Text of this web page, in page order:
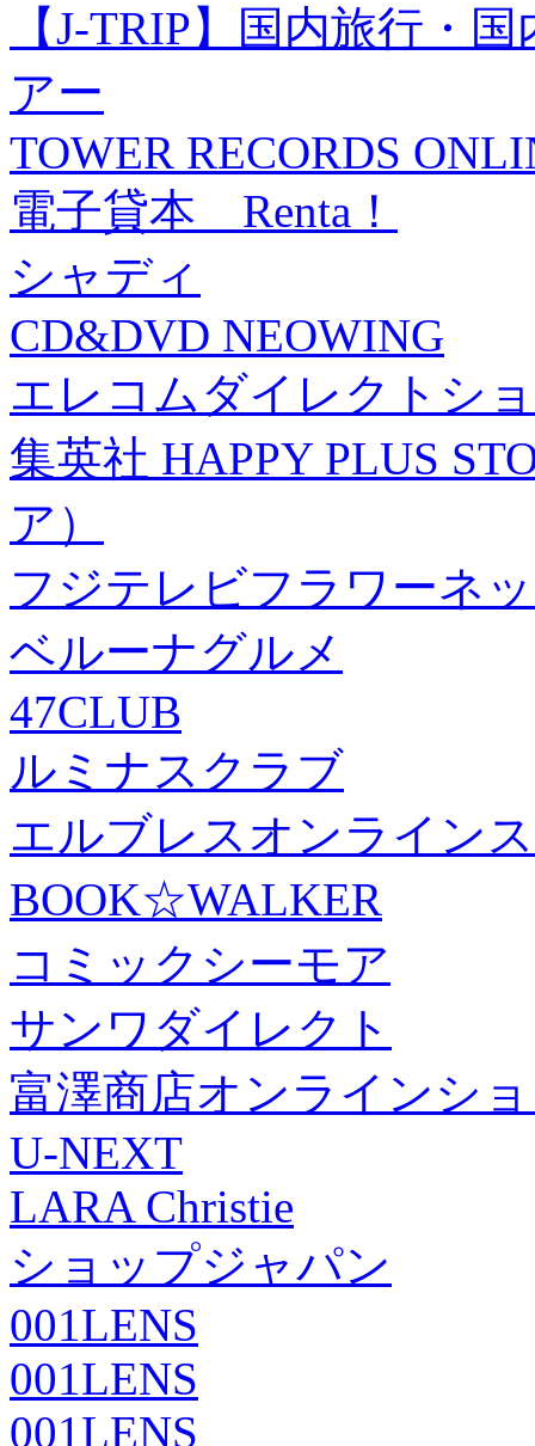
【J-TRIP】国内旅行・
アー
TOWER RECORDS
電子貸本 Renta！
シャディ
CD&DVD NEOWING
エレコムダイレクトシ
集英社 HAPPY PLUS
ア）
フジテレビフラワーネ
ベルーナグルメ
47CLUB
ルミナスクラブ
エルブレスオンライン
BOOK☆WALKER
コミックシーモア
サンワダイレクト
富澤商店オンラインシ
U-NEXT
LARA Christie
ショップジャパン
001LENS
001LENS
001LENS